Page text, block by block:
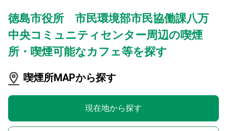
徳島市役所 市民環境部市民協働課八万
中央コミュニティセンター周辺の喫煙
所・喫煙可能なカフェ等を探す
喫煙所MAPから探す
現在地から探す